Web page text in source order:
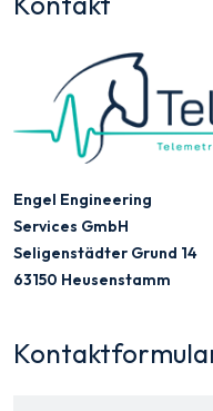
Engel Engineering
Services GmbH
Seligenstädter Grund 14
63150 Heusenstamm